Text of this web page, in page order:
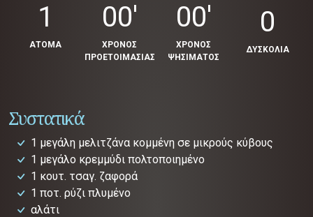
1
ΑΤΟΜΑ
00'
ΧΡΟΝΟΣ
ΠΡΟΕΤΟΙΜΑΣΙΑΣ
00'
ΧΡΟΝΟΣ
ΨΗΣΙΜΑΤΟΣ
0
ΔΥΣΚΟΛΙΑ
Συστατικά
1 μεγάλη μελιτζάνα κομμένη σε μικρούς κύβους
1 μεγάλο κρεμμύδι πολτοποιημένο
1 κουτ. τσαγ. ζαφορά
1 ποτ. ρύζι πλυμένο
αλάτι